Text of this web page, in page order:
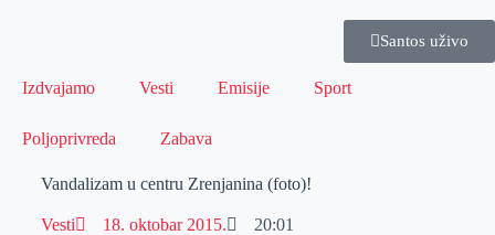
Santos uživo
Izdvajamo Vesti Emisije Sport
Poljoprivreda Zabava
Vandalizam u centru Zrenjanina (foto)!
Vesti 18. oktobar 2015. 20:01